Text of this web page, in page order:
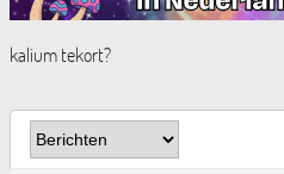
kalium tekort?